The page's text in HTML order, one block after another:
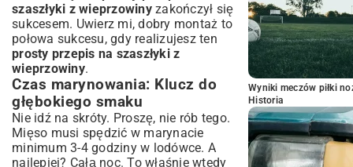
szaszłyki z wieprzowinyzakończył się
sukcesem. Uwierz mi, dobry montaż to
połowa sukcesu, gdy realizujesz ten
prosty przepis na szaszłyki z
wieprzowiny.
Czas marynowania: Klucz do
głębokiego smaku
Nie idź na skróty. Proszę, nie rób tego.
Mięso musi spędzić w marynacie
minimum 3-4 godziny w lodówce. A
najlepiej? Całą noc. To właśnie wtedy
Wyniki meczów piłki
Historia